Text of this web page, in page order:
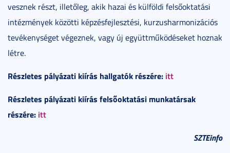
vesznek részt, illetőleg, akik hazai és külföldi felsőoktatási
intézmények közötti képzésfejlesztési, kurzusharmonizációs
tevékenységet végeznek, vagy új együttműködéseket hoznak
létre.
Részletes pályázati kiírás hallgatók részére: itt
Részletes pályázati kiírás felsőoktatási munkatársak
részére: itt
SZTEinfo